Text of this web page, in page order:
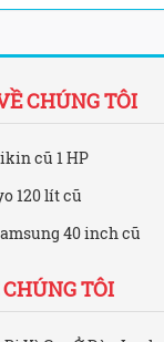
CHÚNG TÔI
cũ 1 HP
120 lít cũ
40 inch cũ
TÔI